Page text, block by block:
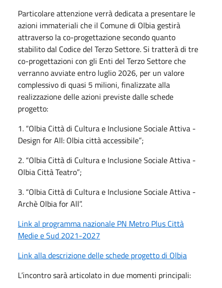
Particolare attenzione verrà dedicata a presentare le
azioni immateriali che il Comune di Olbia gestirà
attraverso la co-progettazione secondo quanto
stabilito dal Codice del Terzo Settore. Si tratterà di tre
co-progettazioni con gli Enti del Terzo Settore che
verranno avviate entro luglio 2026, per un valore
complessivo di quasi 5 milioni, finalizzate alla
realizzazione delle azioni previste dalle schede
progetto:
1. “Olbia Città di Cultura e Inclusione Sociale Attiva -
Design for All: Olbia città accessibile”;
2. “Olbia Città di Cultura e Inclusione Sociale Attiva -
Olbia Città Teatro”;
3. “Olbia Città di Cultura e Inclusione Sociale Attiva -
Archè Olbia for All”.
Link al programma nazionale PN Metro Plus Città
Medie e Sud 2021-2027
Link alla descrizione delle schede progetto di Olbia
L’incontro sarà articolato in due momenti principali: